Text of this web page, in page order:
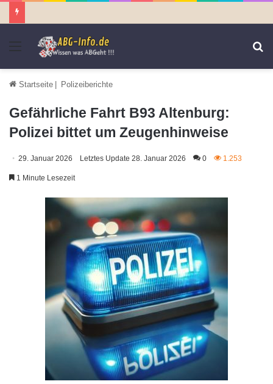
Menü
Startseite | Polizeiberichte
Gefährliche Fahrt B93 Altenburg:
Polizei bittet um Zeugenhinweise
29. Januar 2026 Letztes Update 28. Januar 2026 0 1.253
1 Minute Lesezeit